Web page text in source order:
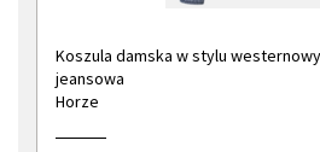
Koszula damska w stylu
jeansowa
Horze